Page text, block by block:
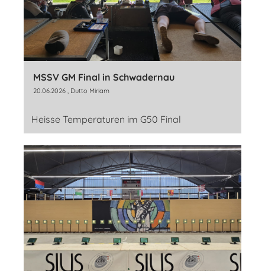
MSSV GM Final in Schwadernau
20.06.2026 , Dutto Miriam
Heisse Temperaturen im G50 Final